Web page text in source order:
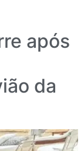
após
da